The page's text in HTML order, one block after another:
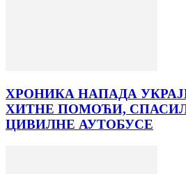
ХРОНИКА НАПАДА
ХИТНЕ ПОМОЋИ,
ЦИВИЛНЕ АУТОБУСЕ